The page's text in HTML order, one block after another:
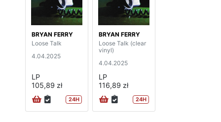
BRYAN FERRY
Loose Talk
4.04.2025
LP
105,89 zł
24H
BRYAN FERRY
Loose Talk (clear
vinyl)
4.04.2025
LP
116,89 zł
24H